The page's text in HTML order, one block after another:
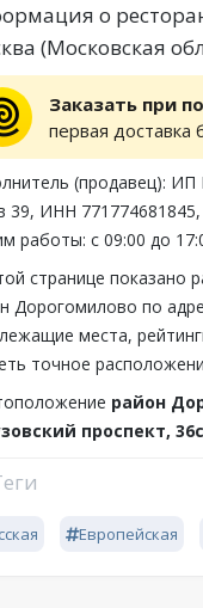
о
(Московская
Заказать при
первая доставка
(продавец): ИП
39, ИНН
работы: с 09:00 до
странице показано
Дорогомилово по
места,
точное
район
проспект,
Европейская